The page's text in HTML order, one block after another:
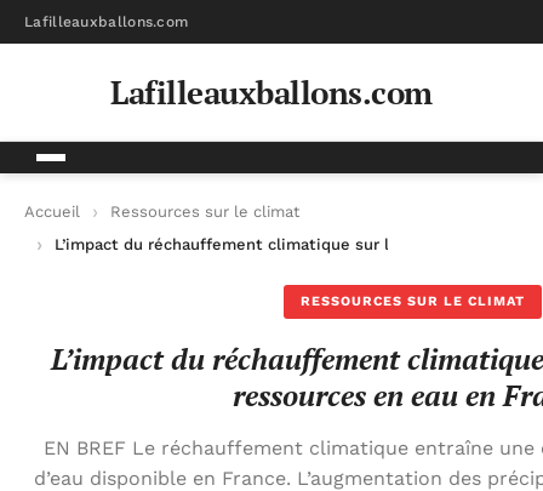
Lafilleauxballons.com
Lafilleauxballons.com
Accueil
Ressources sur le climat
L’impact du réchauffement climatique sur la gestion des
RESSOURCES SUR LE CLIMAT
L’impact du réchauffement
ressources en eau en
EN BREF Le réchauffement climatique entraîne
d’eau disponible en France. L’augmentation des